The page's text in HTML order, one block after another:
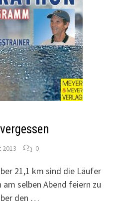
2013 0
21,1 km sind die Läufer
selben Abend feiern zu
den …